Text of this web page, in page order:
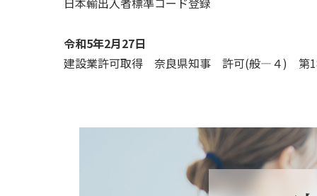
令和5年2月27日
建設業許可取得 奈良県知事 許可(般―４) 第